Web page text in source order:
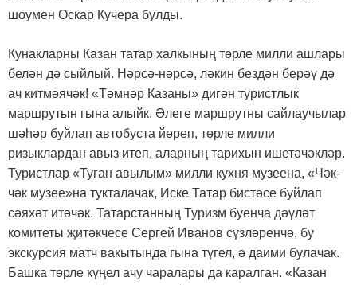
шоумен Оскар Кучера булды.
Кунакларны Казан татар халкының төрле милли ашлары
белән дә сыйлый. Нәрсә-нәрсә, ләкин бездән берәү дә
ач китмәячәк! «Тәмнәр Казаны» дигән туристлык
маршрутын гына алыйк. Әлеге маршрутны сайлаучылар
шәһәр буйлап автобуста йөреп, төрле милли
ризыклардан авыз итеп, аларның тарихын ишетәчәкләр.
Туристлар «Туган авылым» милли кухня музеена, «Чәк-
чәк музее»на тукталачак, Иске Татар бистәсе буйлап
сәяхәт итәчәк. Татарстанның Туризм буенча дәүләт
комитеты җитәкчесе Сергей Иванов сүзләренчә, бу
экскурсия матч вакытында гына түгел, ә даими булачак.
Башка төрле күңел ачу чаралары да каралган. «Казан